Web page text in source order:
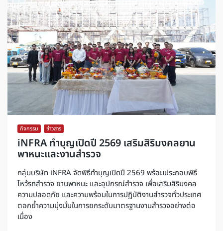
กิจกรรม ข่าวสาร
iNFRA ทำบุญเปิดปี 2569 เสริมสิริมงคลยาน
พาหนะและงานสำรวจ
กลุ่มบริษัท iNFRA จัดพิธีทำบุญเปิดปี 2569 พร้อมประกอบพิธี
ไหว้รถสำรวจ ยานพาหนะ และอุปกรณ์สำรวจ เพื่อเสริมสิริมงคล
ความปลอดภัย และความพร้อมในการปฏิบัติงานสำรวจทั่วประเทศ
ตอกย้ำความมุ่งมั่นในการยกระดับมาตรฐานงานสำรวจอย่างต่อ
เนื่อง